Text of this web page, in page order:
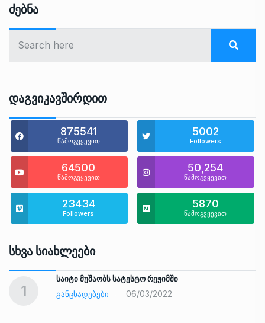
Ძებნა
Დაგვიკავშირდით
875541
წამოგვყევით
5002
Followers
64500
წამოგვყევით
50,254
წამოგვყევით
23434
Followers
5870
წამოგვყევით
Სხვა Სიახლეები
1
საიტი მუშაობს სატესტო რეჟიმში
ᲒᲐᲜᲪᲮᲐᲓᲔᲑᲔᲑᲘ
06/03/2022